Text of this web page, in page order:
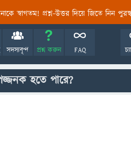
স্বাগতম! প্রশ্ন-উত্তর দিয়ে জিতে নিন
সদস্যবৃন্দ প্রশ্ন করুন FAQ
হতে পারে?